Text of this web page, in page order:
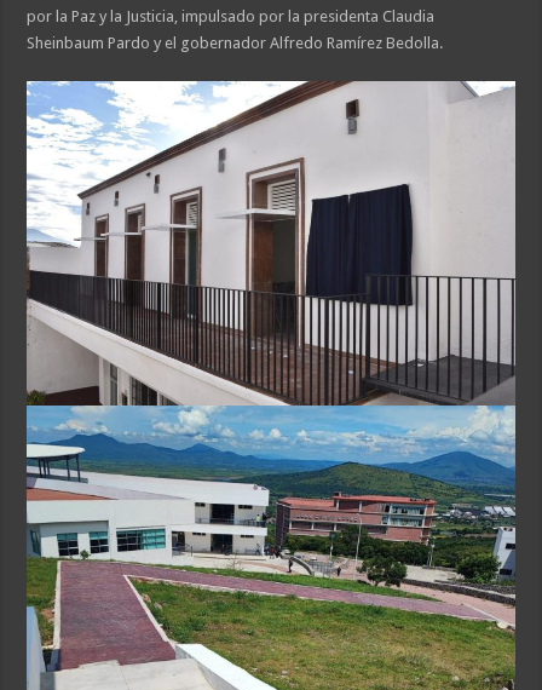
por la Paz y la Justicia, impulsado por la presidenta Claudia
Sheinbaum Pardo y el gobernador Alfredo Ramírez Bedolla.